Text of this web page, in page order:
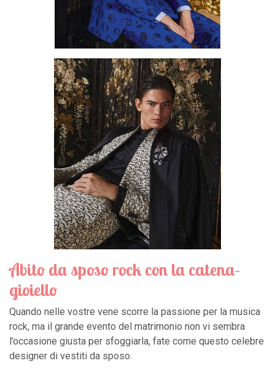
Abito da sposo rock con la catena-
gioiello
Quando nelle vostre vene scorre la passione per la musica
rock, ma il grande evento del matrimonio non vi sembra
l’occasione giusta per sfoggiarla, fate come questo celebre
designer di vestiti da sposo.